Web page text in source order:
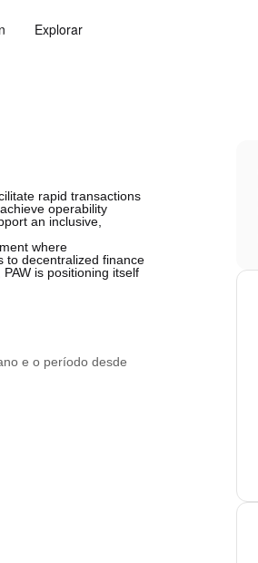
Explorar
rapid transactions
operability
an inclusive,
where
to decentralized finance
is positioning itself
e o período desde